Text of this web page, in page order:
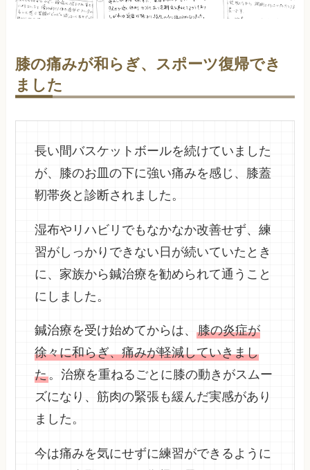
膝の痛みが和らぎ、スポーツ復帰でき
ました
長い間バスケットボールを続けていました
が、膝のお皿の下に強い痛みを感じ、膝蓋
靭帯炎と診断されました。
湿布やリハビリでもなかなか改善せず、練
習がしっかりできない日が続いていたとき
に、家族から鍼治療を勧められて通うこと
にしました。
鍼治療を受け始めてからは、膝の炎症が
徐々に和らぎ、痛みが軽減していきまし
た。治療を重ねるごとに膝の動きがスムー
ズになり、筋肉の緊張も緩んだ実感があり
ました。
今は痛みを気にせずに練習ができるように